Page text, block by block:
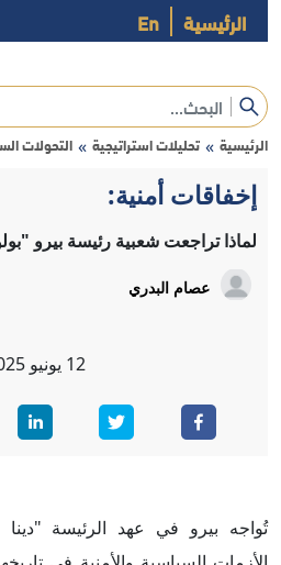
الرئيسية En
الرئيسية » تحليلات استراتيجية » التحولات
إخفاقات أمنية:
لماذا تراجعت شعبية رئيسة بيرو
عصام البدري
12 يونيو
تُواجه بيرو في عهد الرئيسة